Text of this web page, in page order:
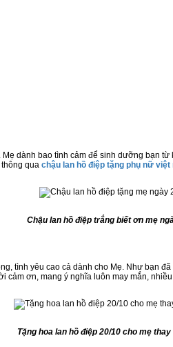
dành bao tình cảm để sinh dưỡng bạn
qua chậu lan hồ điệp tặng phụ nữ việt
Chậu lan hồ điệp trắng biết ơn mẹ
tình yêu cao cả dành cho Mẹ. Như bạn đã
cảm ơn, mang ý nghĩa luôn may mắn,
Tặng hoa lan hồ điệp 20/10 cho mẹ